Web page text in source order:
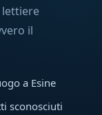
lettiere
il
a Esine
sconosciuti